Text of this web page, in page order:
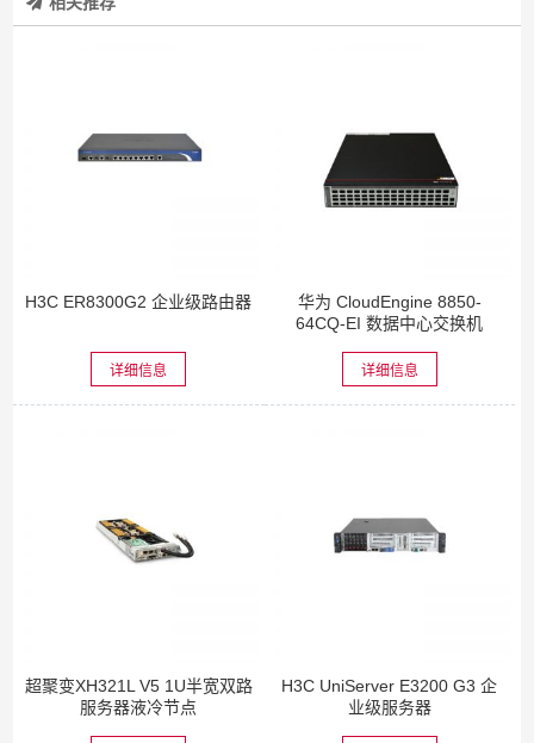
H3C ER8300G2 企业级路由器
详细信息
华为 CloudEngine 8850-
64CQ-EI 数据中心交换机
详细信息
超聚变XH321L V5 1U半宽双路
服务器液冷节点
H3C UniServer E3200 G3 企
业级服务器